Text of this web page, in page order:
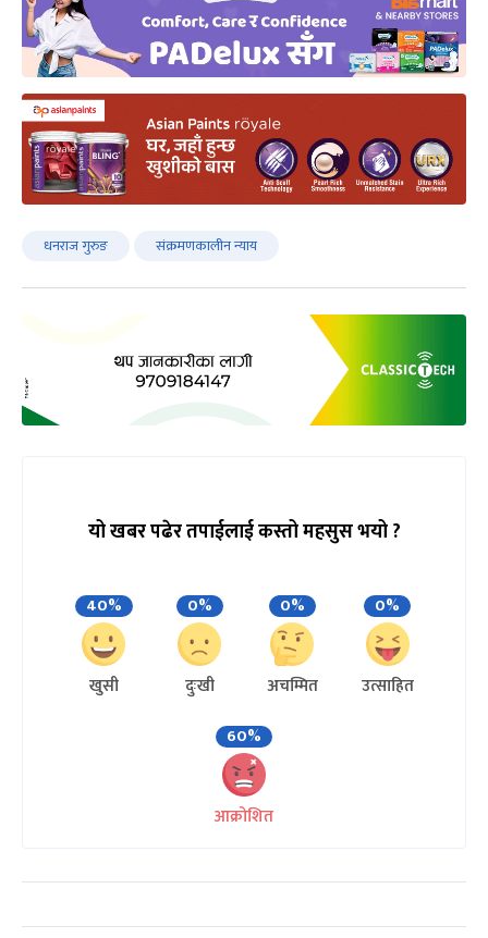
धनराज गुरुङ संक्रमणकालीन न्याय
यो खबर पढेर तपाईलाई कस्तो महसुस भयो ?
40%
खुसी
0%
दुःखी
0%
अचम्मित
0%
उत्साहित
60%
आक्रोशित